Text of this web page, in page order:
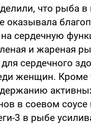
что рыба в
оказывала
сердечную
и жареная
сердечного
женщин. Кроме
в соевом соусе
3 в рыбе